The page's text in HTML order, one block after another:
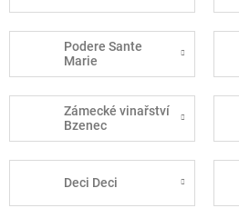
Podere Sante
Marie
Zámecké vinařství
Bzenec
Deci Deci